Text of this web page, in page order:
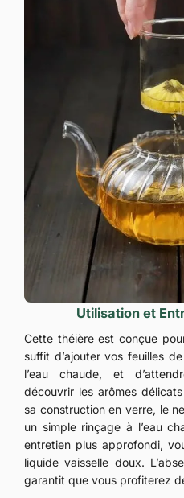
Utilisation et
Cette théière est conçue
suffit d’ajouter vos feuilles
l’eau chaude, et
découvrir les arômes
sa construction en verre, le
un simple rinçage à l’eau
entretien plus approfondi,
liquide vaisselle doux.
garantit que vous profiterez